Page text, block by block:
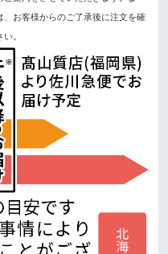
お客様からのご了承後に注文を確
。